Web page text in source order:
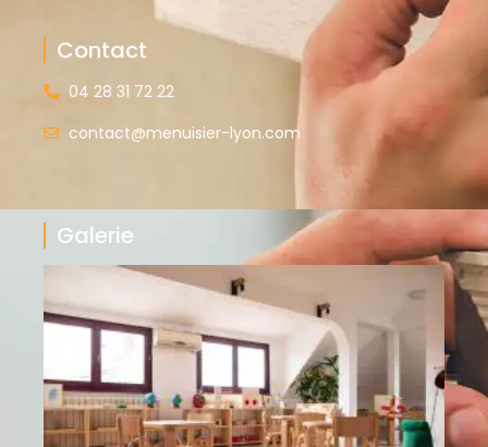
Contact
04 28 31 72 22
contact@menuisier-lyon.com
Galerie